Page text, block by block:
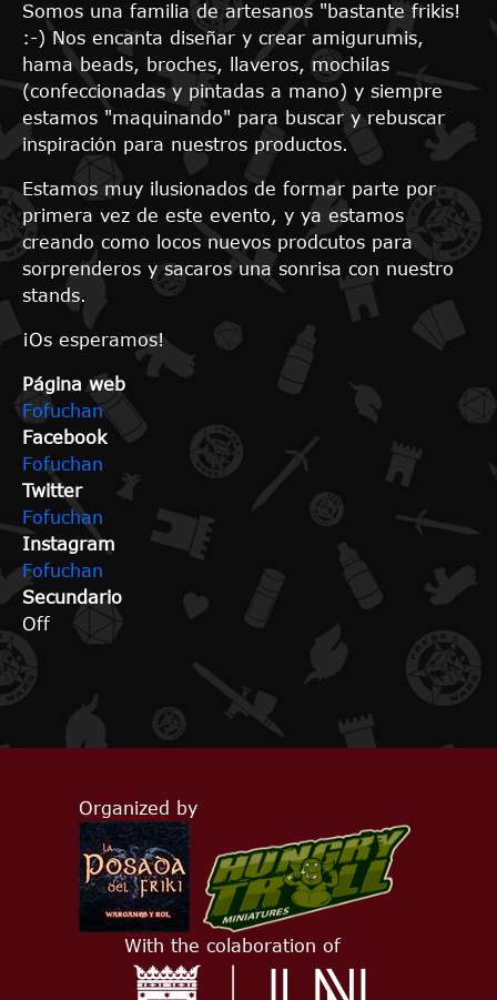
Somos una familia de artesanos "bastante frikis!
:-) Nos encanta diseñar y crear amigurumis,
hama beads, broches, llaveros, mochilas
(confeccionadas y pintadas a mano) y siempre
estamos "maquinando" para buscar y rebuscar
inspiración para nuestros productos.
Estamos muy ilusionados de formar parte por
primera vez de este evento, y ya estamos
creando como locos nuevos prodcutos para
sorprenderos y sacaros una sonrisa con nuestro
stands.
¡Os esperamos!
Página web
Fofuchan
Facebook
Fofuchan
Twitter
Fofuchan
Instagram
Fofuchan
Secundario
Off
Organized by
With the colaboration of